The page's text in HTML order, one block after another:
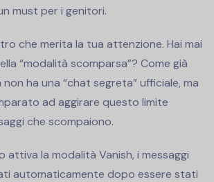
must per i genitori.
che merita la tua attenzione. Hai mai
“modalità scomparsa”? Come già
ha una “chat segreta” ufficiale, ma
ad aggirare questo limite
che scompaiono.
attiva la modalità Vanish, i messaggi
automaticamente dopo essere stati